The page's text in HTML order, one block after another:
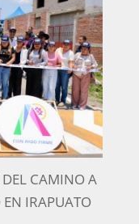
CAMINO A
EN IRAPUATO